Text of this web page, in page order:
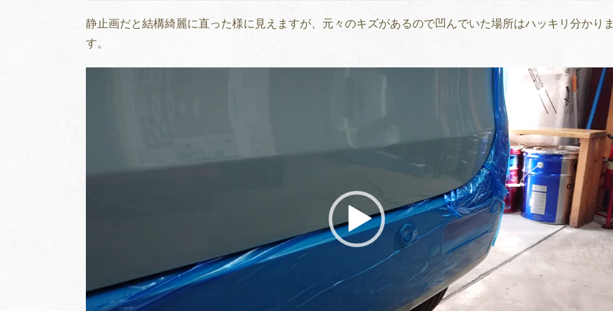
静止画だと結構綺麗に直った様に見えますが、元々のキズがあるので凹んでいた場所はハッキリ分かりま
す。